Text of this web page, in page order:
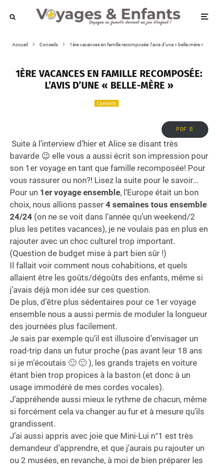
Accueil Conseils 1ère vacances en famille recomposée: l’avis d’une « belle-mère »
1ÈRE VACANCES EN FAMILLE RECOMPOSÉE:
L’AVIS D’UNE « BELLE-MÈRE »
Conseils
PDF 📄
Suite à l’interview d’hier et Alice se disant très
bavarde 😉 elle vous a aussi écrit son impression pour
son 1er voyage en tant que famille recomposée! Pour
vous rassurer ou non?! Lisez la suite pour le savoir…
Pour un 1er voyage ensemble, l’Europe était un bon
choix, nous allions passer 4 semaines tous ensemble
24/24 (on ne se voit dans l’année qu’un weekend/2
plus les petites vacances), je ne voulais pas en plus en
rajouter avec un choc culturel trop important.
(Question de budget mise à part bien sûr !)
Il fallait voir comment nous cohabitions, et quels
allaient être les goûts/dégoûts des enfants, même si
j’avais déjà mon idée sur ces question.
De plus, d’être plus sédentaires pour ce 1er voyage
ensemble nous a aussi permis de moduler la longueur
des journées plus facilement.
Je sais par exemple qu’il est illusoire d’envisager un
road-trip dans un futur proche (pas avant leur 18 ans
si je m’écoutais 🙂 🙂 ), les grands trajets en voiture
étant bien trop propices à la baston (et donc à un
usage immodéré de mes cordes vocales).
J’appréhende aussi mieux le rythme de chacun, même
si forcément cela va changer au fur et à mesure qu’ils
grandissent.
J’ai aussi appris avec joie que Mini-Lui n°1 est très
demandeur d’apprendre, et que j’aurais pu rajouter un
ou 2 musées, en revanche, à moi de bien préparer les